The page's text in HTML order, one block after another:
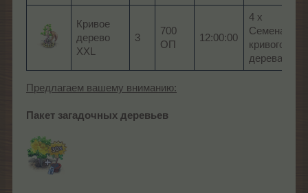
Кривое
дерево
XXL
3
700
ОП
12:00:00
4 x
Семена
кривого
дерева
Предлагаем вашему вниманию:
Пакет загадочных деревьев